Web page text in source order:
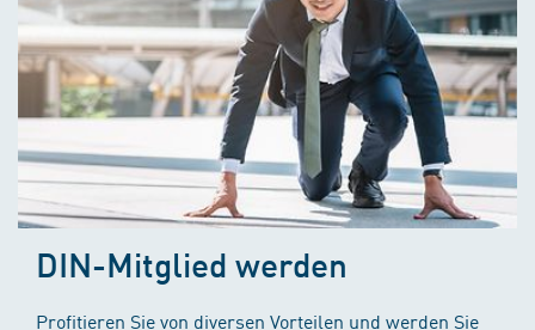
DIN-Mitglied werden
Profitieren Sie von diversen Vorteilen und werden Sie